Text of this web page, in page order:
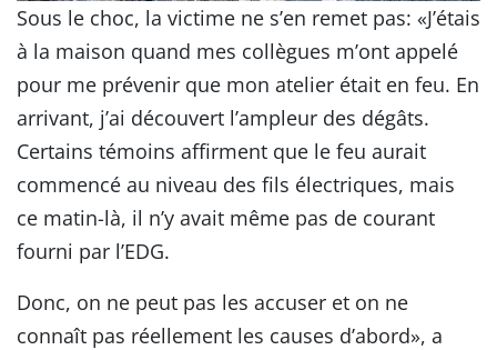
Sous le choc, la victime ne s’en remet pas: «J’étais
à la maison quand mes collègues m’ont appelé
pour me prévenir que mon atelier était en feu. En
arrivant, j’ai découvert l’ampleur des dégâts.
Certains témoins affirment que le feu aurait
commencé au niveau des fils électriques, mais
ce matin-là, il n’y avait même pas de courant
fourni par l’EDG.
Donc, on ne peut pas les accuser et on ne
connaît pas réellement les causes d’abord», a